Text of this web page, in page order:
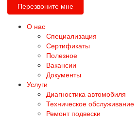
Перезвоните мне
О нас
Специализация
Сертификаты
Полезное
Вакансии
Документы
Услуги
Диагностика автомобиля
Техническое обслуживание
Ремонт подвески